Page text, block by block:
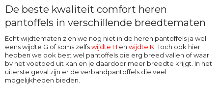
De beste kwaliteit comfort heren
pantoffels in verschillende breedtematen
Echt wijdtematen zien we nog niet in de heren pantoffels ja wel
eens wijdte G of soms zelfswijdte H en wijdte K. Toch ook hier
hebben we ook best wel pantoffels die erg breed vallen of waar
bv het voetbed uit kan en je daardoor meer breedte krijgt. In het
uiterste geval zijn er de verbandpantoffels die veel
mogelijkheden bieden.